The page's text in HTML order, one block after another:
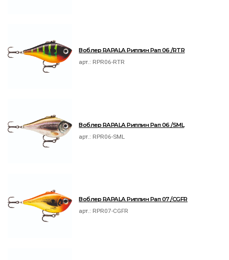
Воблер RAPALA Риппин Рап 06 /RTR
арт.: RPR06-RTR
Воблер RAPALA Риппин Рап 06 /SML
арт.: RPR06-SML
Воблер RAPALA Риппин Рап 07 /CGFR
арт.: RPR07-CGFR